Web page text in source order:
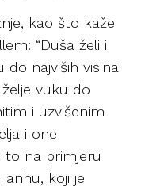
kao što kaže
“Duša želi i
do najviših visina
vuku do
i uzvišenim
i one
to na primjeru
anhu, koji je